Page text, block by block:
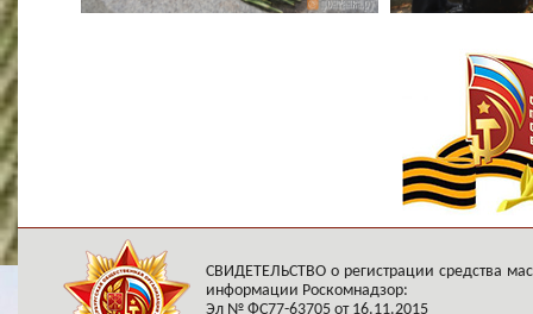
СВИДЕТЕЛЬСТВО о регистрации средства
информации Роскомнадзор:
Эл № ФС77-63705 от 16.11.2015